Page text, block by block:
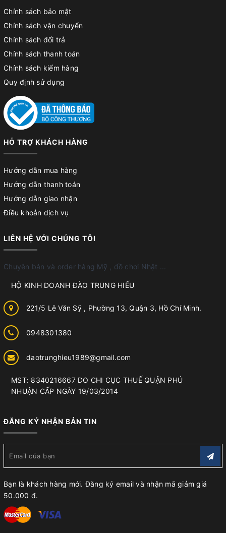
Chính sách bảo mật
Chính sách vận chuyển
Chính sách đổi trả
Chính sách thanh toán
Chính sách kiểm hàng
Quy định sử dụng
HỖ TRỢ KHÁCH HÀNG
Hướng dẫn mua hàng
Hướng dẫn thanh toán
Hướng dẫn giao nhận
Điều khoản dịch vụ
LIÊN HỆ VỚI CHÚNG TÔI
Chuyên bán và order hàng Mỹ , đồ chơi Nhật ...
HỘ KINH DOANH ĐÀO TRUNG HIẾU
221/5 Lê Văn Sỹ , Phường 13, Quận 3, Hồ Chí Minh.
0948301380
daotrunghieu1989@gmail.com
MST: 8340216667 DO CHI CỤC THUẾ QUẬN PHÚ
NHUẬN CẤP NGÀY 19/03/2014
ĐĂNG KÝ NHẬN BẢN TIN
Bạn là khách hàng mới. Đăng ký email và nhận mã giảm giá
50.000 đ.